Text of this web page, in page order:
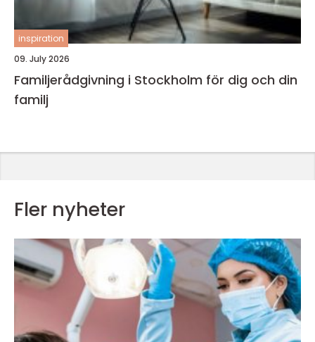
inspiration
09. July 2026
Familjerådgivning i Stockholm för dig och din
familj
Fler nyheter